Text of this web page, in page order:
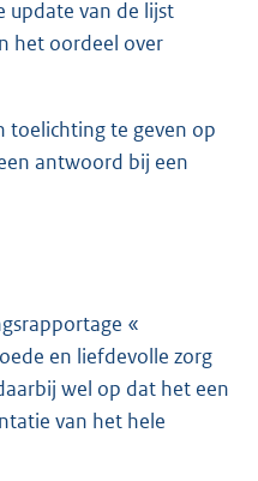
update van de lijst
het oordeel over
toelichting te geven op
antwoord bij een
«
en liefdevolle zorg
wel op dat het een
van het hele